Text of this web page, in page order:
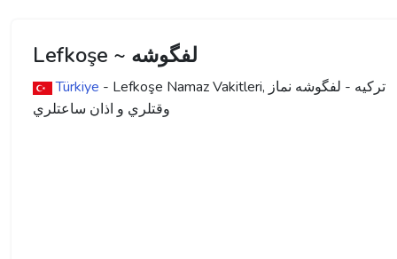
Lefkoşe ~ لفگوشه
Türkiye - Lefkoşe Namaz Vakitleri, ترکیه - لفگوشه نماز
وقتلري و اذان ساعتلري